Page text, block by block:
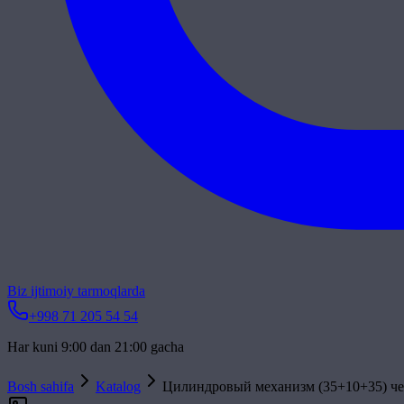
Biz ijtimoiy tarmoqlarda
+998 71 205 54 54
Har kuni 9:00 dan 21:00 gacha
Bosh sahifa Katalog
Цилиндровый механизм (35+10+35)